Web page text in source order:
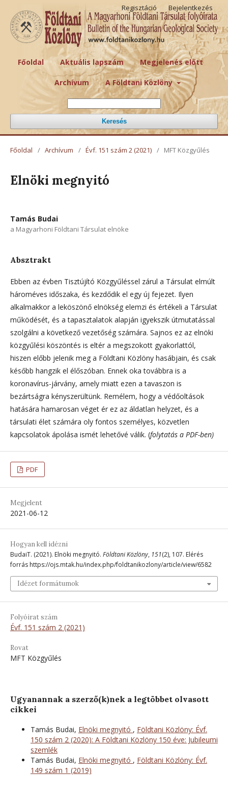
Főoldal Aktuális lapszám Megjelenés előtt
Archívum A Földtani Közlöny
Keresés
Regisztáció Bejelentkezés
Főoldal / Archívum / Évf. 151 szám 2 (2021) / MFT Közgyűlés
Elnöki megnyitó
Tamás Budai
a Magyarhoni Földtani Társulat elnöke
Absztrakt
Ebben az évben Tisztújító Közgyűléssel zárul a Társulat elmúlt
hároméves időszaka, és kezdődik el egy új fejezet. Ilyen
alkalmakkor a leköszönő elnökség elemzi és értékeli a Társulat
működését, és a tapasztalatok alapján igyekszik útmutatással
szolgálni a következő vezetőség számára. Sajnos ez az elnöki
közgyűlési köszöntés is eltér a megszokott gyakorlattól,
hiszen előbb jelenik meg a Földtani Közlöny hasábjain, és csak
később hangzik el élőszóban. Ennek oka továbbra is a
koronavírus-járvány, amely miatt ezen a tavaszon is
bezártságra kényszerültünk. Remélem, hogy a védőoltások
hatására hamarosan véget ér ez az áldatlan helyzet, és a
társulati élet számára oly fontos személyes, közvetlen
kapcsolatok ápolása ismét lehetővé válik. (folytatás a PDF-ben)
PDF
Megjelent
2021-06-12
Hogyan kell idézni
BudaiT. (2021). Elnöki megnyitó. Földtani Közlöny, 151(2), 107. Elérés
forrás https://ojs.mtak.hu/index.php/foldtanikozlony/article/view/6582
Idézet formátumok
Folyóirat szám
Évf. 151 szám 2 (2021)
Rovat
MFT Közgyűlés
Ugyanannak a szerző(k)nek a legtöbbet olvasott
cikkei
Tamás Budai, Elnöki megnyitó , Földtani Közlöny: Évf.
150 szám 2 (2020): A Földtani Közlöny 150 éve: Jubileumi
szemlék
Tamás Budai, Elnöki megnyitó , Földtani Közlöny: Évf.
149 szám 1 (2019)